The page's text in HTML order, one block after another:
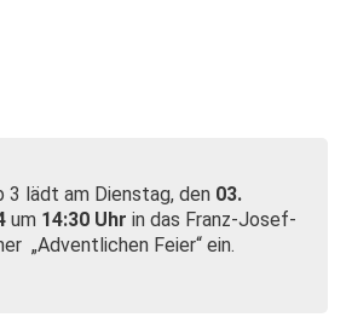
3 lädt am Dienstag, den 03.
um 14:30 Uhr in das Franz-Josef-
„Adventlichen Feier“ ein.